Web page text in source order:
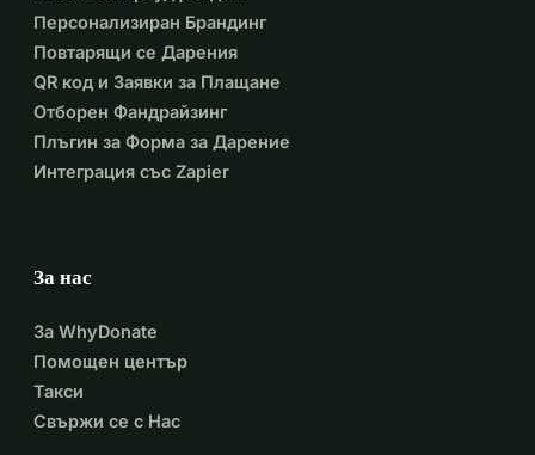
Персонализиран Брандинг
Повтарящи се Дарения
QR код и Заявки за Плащане
Отборен Фандрайзинг
Плъгин за Форма за Дарение
Интеграция със Zapier
За нас
За WhyDonate
Помощен център
Такси
Свържи се с Нас